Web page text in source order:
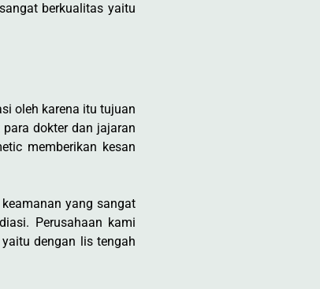
berkualitas yaitu
oleh karena itu tujuan
dokter dan jajaran
memberikan kesan
yang sangat
Perusahaan kami
dengan lis tengah